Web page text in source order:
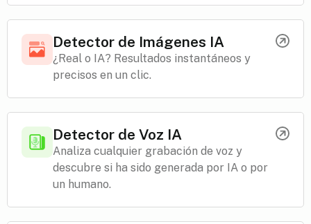
Detector de Imágenes IA
¿Real o IA? Resultados instantáneos y
precisos en un clic.
Detector de Voz IA
Analiza cualquier grabación de voz y
descubre si ha sido generada por IA o por
un humano.